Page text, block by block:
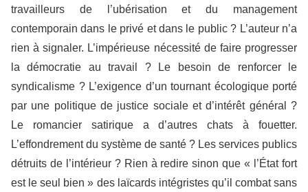
travailleurs de l’ubérisation et du management
contemporain dans le privé et dans le public ? L’auteur n’a
rien à signaler. L’impérieuse nécessité de faire progresser
la démocratie au travail ? Le besoin de renforcer le
syndicalisme ? L’exigence d’un tournant écologique porté
par une politique de justice sociale et d’intérêt général ?
Le romancier satirique a d’autres chats à fouetter.
L’effondrement du système de santé ? Les services publics
détruits de l’intérieur ? Rien à redire sinon que « l’État fort
est le seul bien » des laïcards intégristes qu’il combat sans